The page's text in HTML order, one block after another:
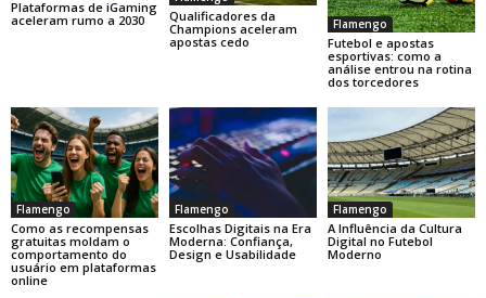
Plataformas de iGaming
aceleram rumo a 2030
Qualificadores da
Champions aceleram
apostas cedo
Flamengo
Futebol e apostas
esportivas: como a
análise entrou na rotina
dos torcedores
Flamengo
Como as recompensas
gratuitas moldam o
comportamento do
usuário em plataformas
online
Flamengo
Escolhas Digitais na Era
Moderna: Confiança,
Design e Usabilidade
Flamengo
A Influência da Cultura
Digital no Futebol
Moderno